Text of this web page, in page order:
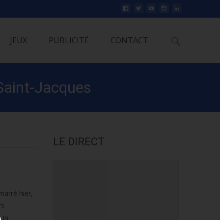
JEUX PUBLICITÉ CONTACT
Jacques
hier,
LE DIRECT